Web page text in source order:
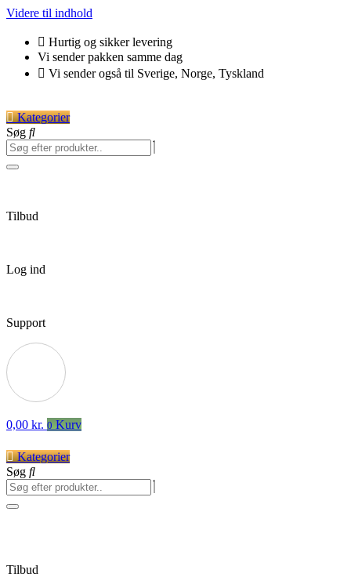
Videre til indhold
Hurtig og sikker levering
Vi sender pakken samme dag
Vi sender også til Sverige, Norge, Tyskland
Kategorier
Søg
Tilbud
Log ind
Support
0,00 kr. 0 Kurv
Kategorier
Søg
Tilbud